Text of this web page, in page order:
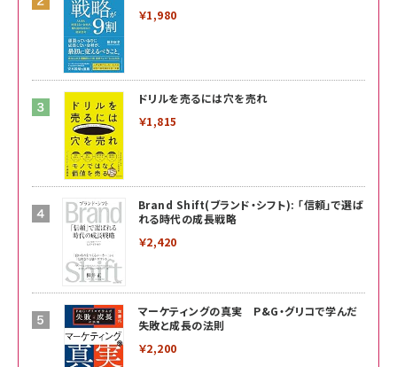
￥1,980
ドリルを売るには穴を売れ
￥1,815
Brand Shift(ブランド・シフト): 「信頼」で選ば
れる時代の成長戦略
￥2,420
マーケティングの真実 P&G・グリコで学んだ
失敗と成長の法則
￥2,200